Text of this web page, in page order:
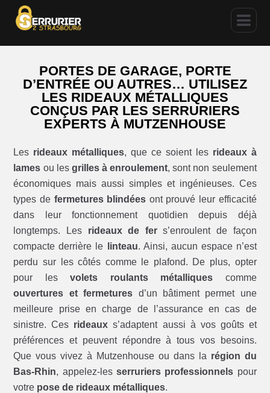
PORTES DE GARAGE, PORTE
D’ENTRÉE OU AUTRES… UTILISEZ
LES RIDEAUX MÉTALLIQUES
CONÇUS PAR LES SERRURIERS
EXPERTS À MUTZENHOUSE
Les rideaux métalliques, que ce soient les rideaux à
lames ou les grilles à enroulement, sont non seulement
économiques mais aussi simples et ingénieuses. Ces
types de fermetures blindées ont prouvé leur efficacité
dans leur fonctionnement quotidien depuis déjà
longtemps. Les rideaux de fers’enroulent de façon
compacte derrière le
linteau. Ainsi, aucun espace n’est
perdu sur les côtés comme le plafond. De plus, opter
pour lesvolets roulants métalliques comme
ouvertures et fermetures d’un bâtiment permet une
meilleure prise en charge de l’assurance en cas de
sinistre. Ces rideaux s’adaptent aussi à vos goûts et
préférences et peuvent répondre à tous vos besoins.
Que vous vivez à Mutzenhouse ou dans la région du
Bas-Rhin, appelez-les serruriers professionnels pour
votre pose de rideaux métalliques.